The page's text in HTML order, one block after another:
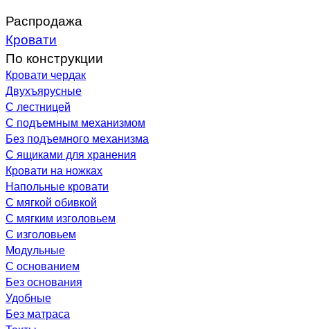
Распродажа
Кровати
По конструкции
Кровати чердак
Двухъярусные
С лестницей
С подъемным механизмом
Без подъемного механизма
С ящиками для хранения
Кровати на ножках
Напольные кровати
С мягкой обивкой
С мягким изголовьем
С изголовьем
Модульные
С основанием
Без основания
Удобные
Без матраса